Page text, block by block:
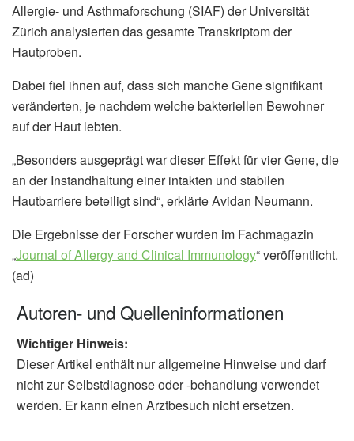
Allergie- und Asthmaforschung (SIAF) der Universität
Zürich analysierten das gesamte Transkriptom der
Hautproben.
Dabei fiel ihnen auf, dass sich manche Gene signifikant
veränderten, je nachdem welche bakteriellen Bewohner
auf der Haut lebten.
„Besonders ausgeprägt war dieser Effekt für vier Gene, die
an der Instandhaltung einer intakten und stabilen
Hautbarriere beteiligt sind“, erklärte Avidan Neumann.
Die Ergebnisse der Forscher wurden im Fachmagazin
„Journal of Allergy and Clinical Immunology“ veröffentlicht.
(ad)
Autoren- und Quelleninformationen
Wichtiger Hinweis:
Dieser Artikel enthält nur allgemeine Hinweise und darf
nicht zur Selbstdiagnose oder -behandlung verwendet
werden. Er kann einen Arztbesuch nicht ersetzen.